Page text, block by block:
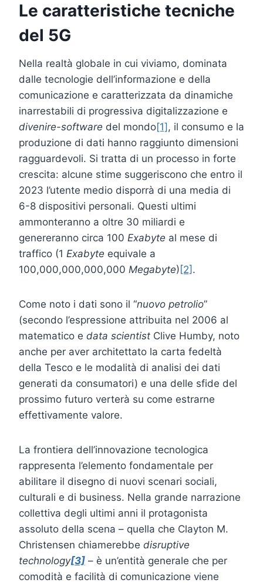
Le caratteristiche tecniche
del 5G
Nella realtà globale in cui viviamo, dominata
dalle tecnologie dell’informazione e della
comunicazione e caratterizzata da dinamiche
inarrestabili di progressiva digitalizzazione e
divenire-software del mondo[1], il consumo e la
produzione di dati hanno raggiunto dimensioni
ragguardevoli. Si tratta di un processo in forte
crescita: alcune stime suggeriscono che entro il
2023 l’utente medio disporrà di una media di
6-8 dispositivi personali. Questi ultimi
ammonteranno a oltre 30 miliardi e
genereranno circa 100 Exabyte al mese di
traffico (1 Exabyte equivale a
100,000,000,000,000 Megabyte) [2] .
Come noto i dati sono il “nuovo petrolio”
(secondo l’espressione attribuita nel 2006 al
matematico e data scientist Clive Humby, noto
anche per aver architettato la carta fedeltà
della Tesco e le modalità di analisi dei dati
generati da consumatori) e una delle sfide del
prossimo futuro verterà su come estrarne
effettivamente valore.
La frontiera dell’innovazione tecnologica
rappresenta l’elemento fondamentale per
abilitare il disegno di nuovi scenari sociali,
culturali e di business. Nella grande narrazione
collettiva degli ultimi anni il protagonista
assoluto della scena – quella che Clayton M.
Christensen chiamerebbe disruptive
technology[3] – è un’entità generale che per
comodità e facilità di comunicazione viene